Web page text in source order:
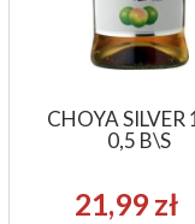
CHOYA SILVER
0,5 B\S
21,99 zł